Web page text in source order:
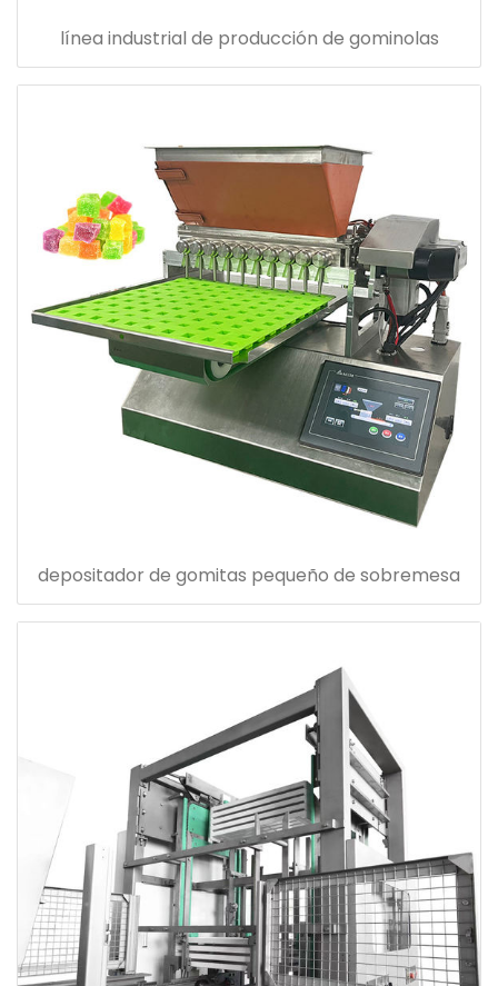
línea industrial de producción de gominolas
depositador de gomitas pequeño de sobremesa